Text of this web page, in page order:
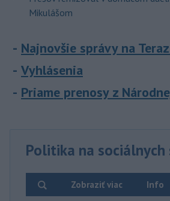
Mikulášom
Najnovšie správy na
Vyhlásenia
Priame prenosy z
Politika na sociálnych
Info
Zobraziť viac